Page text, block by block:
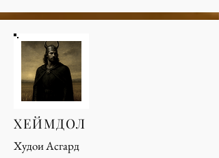
ХЕЙМДОЛ
Худои Асгард